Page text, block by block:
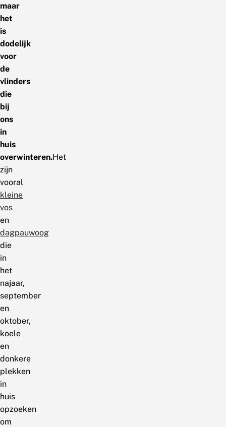
maar
het
is
dodelijk
voor
de
vlinders
die
bij
ons
in
huis
overwinteren.Het
zijn
vooral
kleine
vos
en
dagpauwoog
die
in
het
najaar,
september
en
oktober,
koele
en
donkere
plekken
in
huis
opzoeken
om